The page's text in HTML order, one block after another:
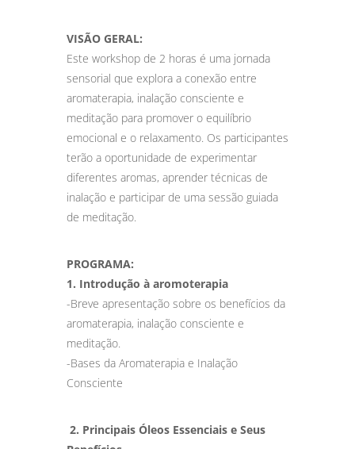
VISÃO GERAL:
Este workshop de 2 horas é uma jornada
sensorial que explora a conexão entre
aromaterapia, inalação consciente e
meditação para promover o equilíbrio
emocional e o relaxamento. Os participantes
terão a oportunidade de experimentar
diferentes aromas, aprender técnicas de
inalação e participar de uma sessão guiada
de meditação.
PROGRAMA:
1. Introdução à aromoterapia
-Breve apresentação sobre os benefícios da
aromaterapia, inalação consciente e
meditação.
-Bases da Aromaterapia e Inalação
Consciente
2. Principais Óleos Essenciais e Seus